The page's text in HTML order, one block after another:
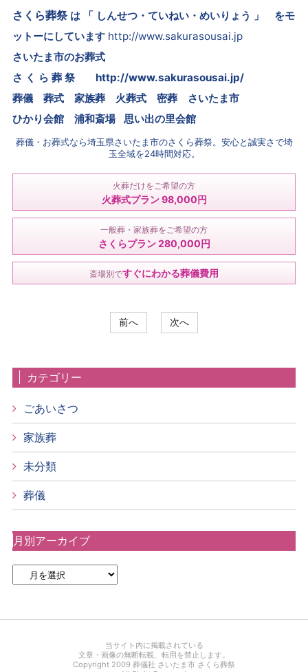
さくら葬祭は 「 しんせつ・ていねい・めいりょう 」 をモ
ットーにしています http://www.sakurasousai.jp
さいたま市のお葬式
さ く ら 葬 祭
http://www.sakurasousai.jp/
葬儀 葬式 家族葬 火葬式 密葬さいたま市
ひかり会館 浦和斎場 思い出の里会館
葬儀・お葬式なら埼玉県さいたま市のさくら葬祭。安心と誠実さで埼
玉全域を24時間対応。
火葬だけをご希望の方
火葬式プラン 98,000円
一般葬・家族葬をご希望の方
さくらプラン 280,000円
斎場別ですぐにわかる葬儀費用
前へ 次へ
カテゴリー
ごあいさつ
家族葬
未分類
葬儀
月別アーカイブ
当サイト内に掲載されている
文章・画像の無断転載、転用を禁止します。
Copyright 2009 葬儀社 さいたま市 さくら葬祭